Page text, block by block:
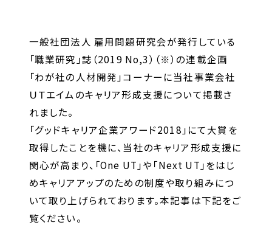
企業のご担当者様へ
企業のご担当者様へTOP
事例紹介
サービスに関するお問い合わせ
一般社団法人 雇用問題研究会が発行している
「職業研究」誌（2019 No,3）（※）の連載企画
「わが社の人材開発」コーナーに当社事業会社
ＵＴエイムのキャリア形成支援について掲載さ
れました。
「グッドキャリア企業アワード2018」にて大賞を
取得したことを機に、当社のキャリア形成支援に
関心が高まり、「One UT」や「Next UT」をはじ
めキャリアアップのための制度や取り組みにつ
いて取り上げられております。本記事は下記をご
覧ください。